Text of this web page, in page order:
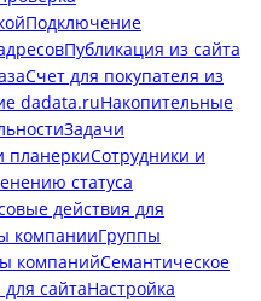
Подключение
Публикация из сайта
Счет для покупателя из
dadata.ruНакопительные
Задачи
планеркиСотрудники и
статуса
действия для
компанииГруппы
компанийСемантическое
сайтаНастройка